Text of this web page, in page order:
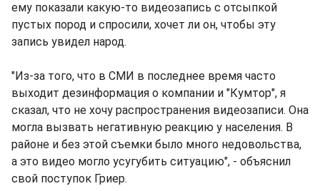
ему показали какую-то видеозапись с отсыпкой
пустых пород и спросили, хочет ли он, чтобы эту
запись увидел народ.
"Из-за того, что в СМИ в последнее время часто
выходит дезинформация о компании и "Кумтор", я
сказал, что не хочу распространения видеозаписи. Она
могла вызвать негативную реакцию у населения. В
районе и без этой съемки было много недовольства,
а это видео могло усугубить ситуацию", - объяснил
свой поступок Гриер.